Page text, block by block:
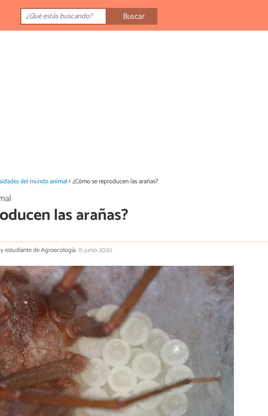
Buscar
del mundo animal ¿Cómo se reproducen las arañas?
las arañas?
estudiante de Agroecología.15 junio 2020